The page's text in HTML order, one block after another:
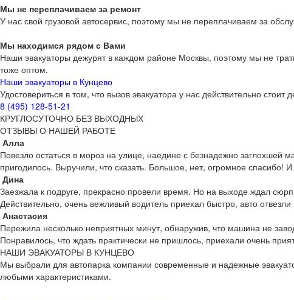
Мы не переплачиваем за ремонт
У нас свой грузовой автосервис, поэтому мы не переплачиваем за
Мы находимся рядом с Вами
Наши эвакуаторы дежурят в каждом районе Москвы, поэтому мы не
тоже оптом.
Наши эвакуаторы в Кунцево
Удостовериться в том, что вызов эвакуатора у нас действительно
8 (495) 128-51-21
КРУГЛОСУТОЧНО БЕЗ ВЫХОДНЫХ
ОТЗЫВЫ О НАШЕЙ РАБОТЕ
Алла
Повезло остаться в мороз на улице, наедине с безнадежно заглохшей
пригодилось. Выручили, что сказать. Большое, нет, огромное спасибо!
Дина
Заезжала к подруге, прекрасно провели время. Но на выходе ждал
Действительно, очень вежливый водитель приехал быстро, авто
Анастасия
Пережила несколько неприятных минут, обнаружив, что машина не
Понравилось, что ждать практически не пришлось, приехали очень
НАШИ ЭВАКУАТОРЫ В КУНЦЕВО
Мы выбрали для автопарка компании современные и надежные
любыми характеристиками.